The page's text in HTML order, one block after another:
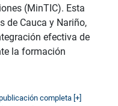
(MinTIC). Esta
de Cauca y Nariño,
efectiva de
la formación
completa [+]